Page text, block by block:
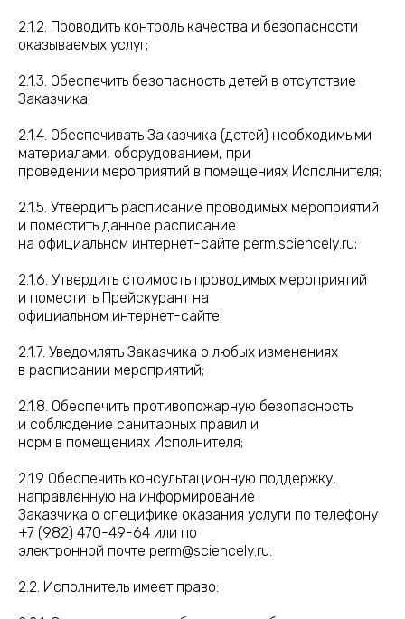
2.1.2. Проводить контроль качества и безопасности
оказываемых услуг;
2.1.3. Обеспечить безопасность детей в отсутствие
Заказчика;
2.1.4. Обеспечивать Заказчика (детей) необходимыми
материалами, оборудованием, при
проведении мероприятий в помещениях Исполнителя;
2.1.5. Утвердить расписание проводимых мероприятий
и поместить данное расписание
на официальном интернет-сайте perm.sciencely.ru;
2.1.6. Утвердить стоимость проводимых мероприятий
и поместить Прейскурант на
официальном интернет-сайте;
2.1.7. Уведомлять Заказчика о любых изменениях
в расписании мероприятий;
2.1.8. Обеспечить противопожарную безопасность
и соблюдение санитарных правил и
норм в помещениях Исполнителя;
2.1.9 Обеспечить консультационную поддержку,
направленную на информирование
Заказчика о специфике оказания услуги по телефону
+7 (982) 470-49-64 или по
электронной почте perm@sciencely.ru.
2.2. Исполнитель имеет право: